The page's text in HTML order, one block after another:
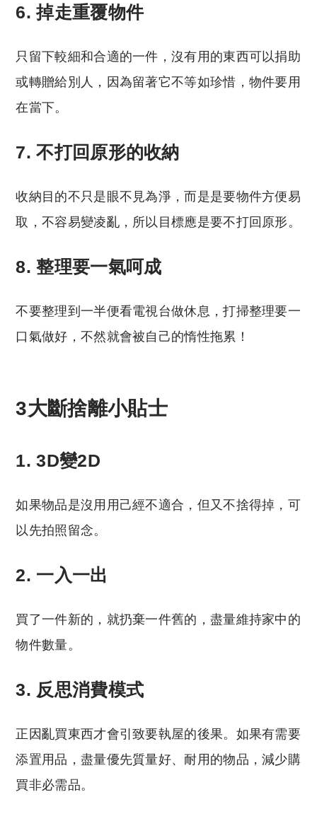
6. 掉走重覆物件
只留下較細和合適的一件，沒有用的東西可以捐助
或轉贈給別人，因為留著它不等如珍惜，物件要用
在當下。
7. 不打回原形的收納
收納目的不只是眼不見為淨，而是是要物件方便易
取，不容易變凌亂，所以目標應是要不打回原形。
8. 整理要一氣呵成
不要整理到一半便看電視台做休息，打掃整理要一
口氣做好，不然就會被自己的惰性拖累！
3大斷捨離小貼士
1. 3D變2D
如果物品是沒用用己經不適合，但又不捨得掉，可
以先拍照留念。
2. 一入一出
買了一件新的，就扔棄一件舊的，盡量維持家中的
物件數量。
3. 反思消費模式
正因亂買東西才會引致要執屋的後果。如果有需要
添置用品，盡量優先質量好、耐用的物品，減少購
買非必需品。